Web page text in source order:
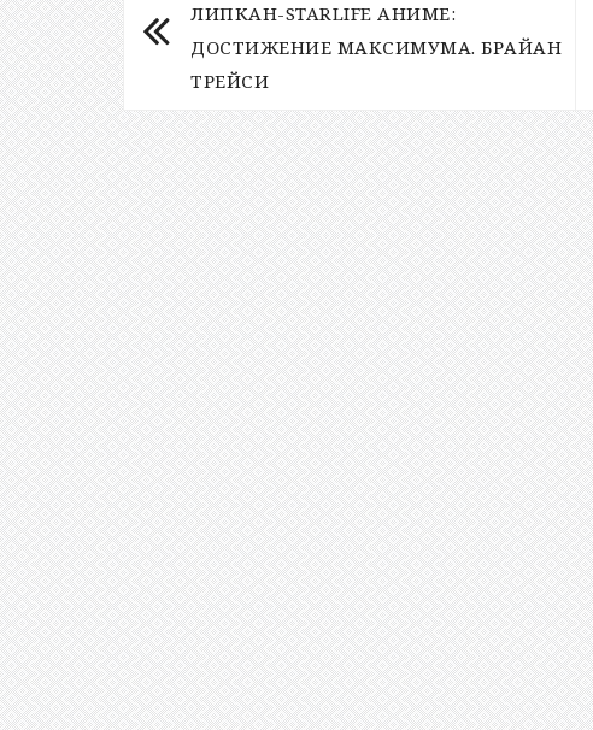
ЛИПКАН-STARLIFE АНИМЕ:
ДОСТИЖЕНИЕ МАКСИМУМА. БРАЙАН
ТРЕЙСИ